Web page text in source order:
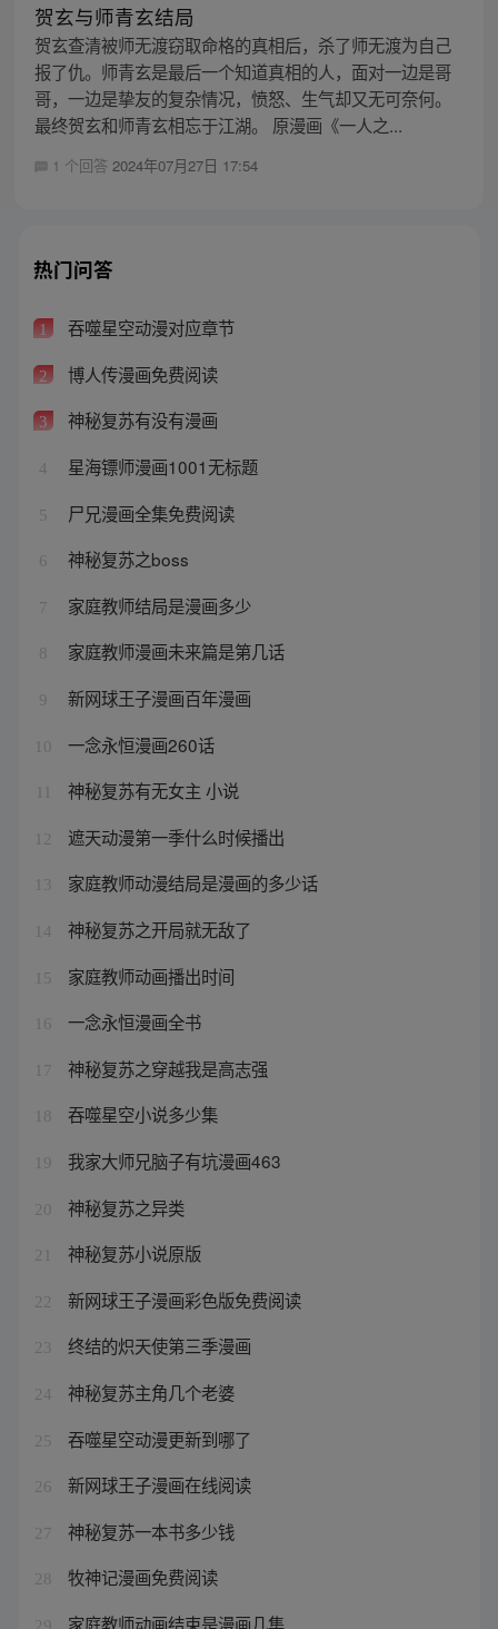
贺玄与师青玄结局
贺玄查清被师无渡窃取命格的真相后，杀了师无渡为自己
报了仇。师青玄是最后一个知道真相的人，面对一边是哥
哥，一边是挚友的复杂情况，愤怒、生气却又无可奈何。
最终贺玄和师青玄相忘于江湖。 原漫画《一人之...
1 个回答 2024年07月27日 17:54
热门问答
1 吞噬星空动漫对应章节
2 博人传漫画免费阅读
3 神秘复苏有没有漫画
4 星海镖师漫画1001无标题
5 尸兄漫画全集免费阅读
6 神秘复苏之boss
7 家庭教师结局是漫画多少
8 家庭教师漫画未来篇是第几话
9 新网球王子漫画百年漫画
10 一念永恒漫画260话
神秘复苏有无女主 小说
12 遮天动漫第一季什么时候播出
13 家庭教师动漫结局是漫画的多少话
14 神秘复苏之开局就无敌了
15 家庭教师动画播出时间
16 一念永恒漫画全书
17 神秘复苏之穿越我是高志强
18 吞噬星空小说多少集
19 我家大师兄脑子有坑漫画463
20 神秘复苏之异类
21 神秘复苏小说原版
22 新网球王子漫画彩色版免费阅读
23 终结的炽天使第三季漫画
24 神秘复苏主角几个老婆
25 吞噬星空动漫更新到哪了
26 新网球王子漫画在线阅读
27 神秘复苏一本书多少钱
28 牧神记漫画免费阅读
29 家庭教师动画结束是漫画几集